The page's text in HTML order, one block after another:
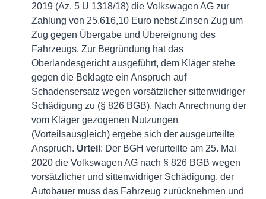
2019 (Az. 5 U 1318/18) die Volkswagen AG zur
Zahlung von 25.616,10 Euro nebst Zinsen Zug um
Zug gegen Übergabe und Übereignung des
Fahrzeugs. Zur Begründung hat das
Oberlandesgericht ausgeführt, dem Kläger stehe
gegen die Beklagte ein Anspruch auf
Schadensersatz wegen vorsätzlicher sittenwidriger
Schädigung zu (§ 826 BGB). Nach Anrechnung der
vom Kläger gezogenen Nutzungen
(Vorteilsausgleich) ergebe sich der ausgeurteilte
Anspruch. Urteil : Der BGH verurteilte am 25. Mai
2020 die Volkswagen AG nach § 826 BGB wegen
vorsätzlicher und sittenwidriger Schädigung, der
Autobauer muss das Fahrzeug zurücknehmen und